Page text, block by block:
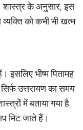
शास्त्र के अनुसार, इस
को कभी भी खत्म
इसलिए भीष्म पितामह
उत्तरायण का समय
में बताया गया है
मिट जाते हैं।